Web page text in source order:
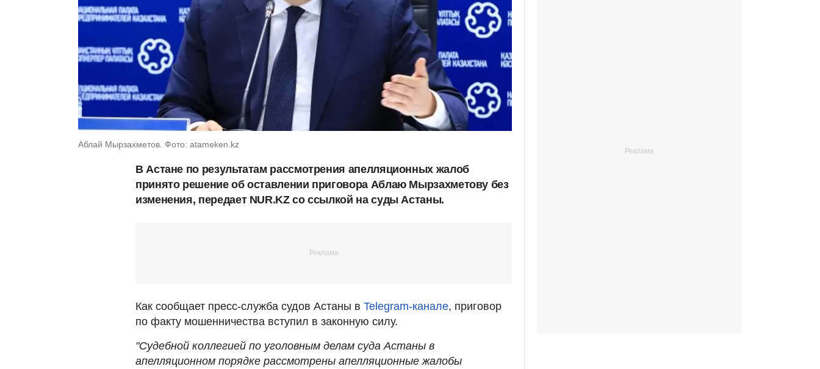
Аблай Мырзахметов. Фото: atameken.kz
В Астане по результатам рассмотрения апелляционных жалоб
принято решение об оставлении приговора Аблаю Мырзахметову без
изменения, передает NUR.KZ со ссылкой на суды Астаны.
Как сообщает пресс-служба судов Астаны в Telegram-канале, приговор
по факту мошенничества вступил в законную силу.
"Судебной коллегией по уголовным делам суда Астаны в
апелляционном порядке рассмотрены апелляционные жалобы